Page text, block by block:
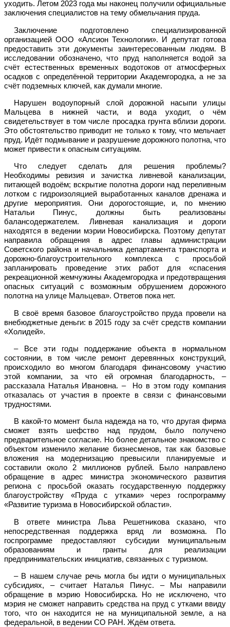
уходить. Летом 2023 года мы наконец получили официальные
заключения специалистов на тему обмельчания пруда.
Заключение подготовлено специализированной
организацией ООО «Алсион Технологии». И депутат готова
предоставить эти документы заинтересованным людям. В
исследовании обозначено, что пруд наполняется водой за
счёт естественных временных водотоков от атмосферных
осадков с определённой территории Академгородка, а не за
счёт подземных ключей, как думали многие.
Нарушен водоупорный слой дорожной насыпи улицы
Мальцева в нижней части, и вода уходит, о чём
свидетельствует в том числе просадка грунта вблизи дороги.
Это обстоятельство приводит не только к тому, что мельчает
пруд. Идёт подмывание и разрушение дорожного полотна, что
может привести к опасным ситуациям.
Что следует сделать для решения проблемы?
Необходимы ревизия и зачистка ливневой канализации,
питающей водоём; вскрытие полотна дороги над переливным
лотком с гидроизоляцией выработанных каналов дренажа и
другие мероприятия. Они дорогостоящие, и, по мнению
Натальи Пинус, должны быть реализованы
балансодержателем. Ливневая канализация и дороги
находятся в ведении мэрии Новосибирска. Поэтому депутат
направила обращения в адрес главы администрации
Советского района и начальника департамента транспорта и
дорожно-благоустроительного комплекса с просьбой
запланировать проведение этих работ для «спасения
рекреационной жемчужины Академгородка и предотвращения
опасных ситуаций с возможным обрушением дорожного
полотна на улице Мальцева». Ответов пока нет.
В своё время базовое благоустройство пруда провели на
внебюджетные деньги: в 2015 году за счёт средств компании
«Холидей».
– Все эти годы поддержание объекта в нормальном
состоянии, в том числе ремонт деревянных конструкций,
происходило во многом благодаря финансовому участию
этой компании, за что ей огромная благодарность, –
рассказала Наталья Ивановна. – Но в этом году компания
отказалась от участия в проекте в связи с финансовыми
трудностями.
В какой-то момент была надежда на то, что другая фирма
сможет взять шефство над прудом, было получено
предварительное согласие. Но более детальное знакомство с
объектом изменило желание бизнесменов, так как базовые
вложения на модернизацию превысили планируемые и
составили около 2 миллионов рублей. Было направлено
обращение в адрес министра экономического развития
региона с просьбой оказать государственную поддержку
благоустройству «Пруда с утками» через госпрограмму
«Развитие туризма в Новосибирской области».
В ответе министра Льва Решетникова сказано, что
непосредственная поддержка вряд ли возможна. По
госпрограмме предоставляют субсидии муниципальным
образованиям и гранты для реализации
предпринимательских инициатив, связанных с туризмом.
– В нашем случае речь могла бы идти о муниципальных
субсидиях, – считает Наталья Пинус. – Мы направили
обращение в мэрию Новосибирска. Но не исключено, что
мэрия не сможет направить средства на пруд с утками ввиду
того, что он находится не на муниципальной земле, а на
федеральной, в ведении СО РАН. Ждём ответа.